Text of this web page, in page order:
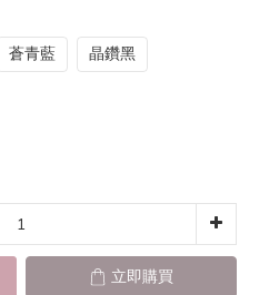
蒼青藍 晶鑽黑
立即購買